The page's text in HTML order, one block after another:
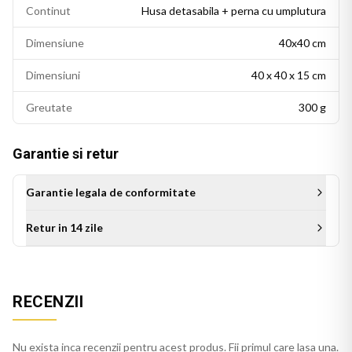
Este potrivita si ca idee de cadou pentru persoanele cu un
Continut Husa detasabila + perna cu umplutura
Dimensiune 40x40 cm
Dimensiuni 40 x 40 x 15 cm
Greutate 300 g
Garantie si retur
Garantie legala de conformitate
Retur in 14 zile
RECENZII
Nu exista inca recenzii pentru acest produs. Fii primul care lasa una.